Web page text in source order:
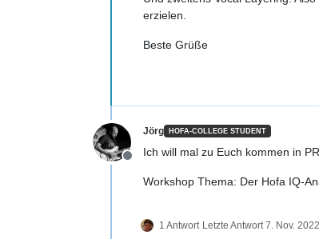
erzielen.
Beste Grüße
Offline
Jörg HOFA-COLLEGE STUDENT
Ich will mal zu Euch kommen in
Workshop Thema: Der Hofa IQ-
1 Antwort Letzte Antwort 7. Nov.